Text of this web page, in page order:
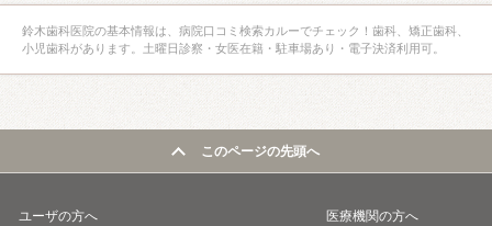
鈴木歯科医院の基本情報は、病院口コミ検索カルーでチェック！歯科、矯正歯科、
小児歯科があります。土曜日診察・女医在籍・駐車場あり・電子決済利用可。
このページの先頭へ
ユーザの方へ 医療機関の方へ